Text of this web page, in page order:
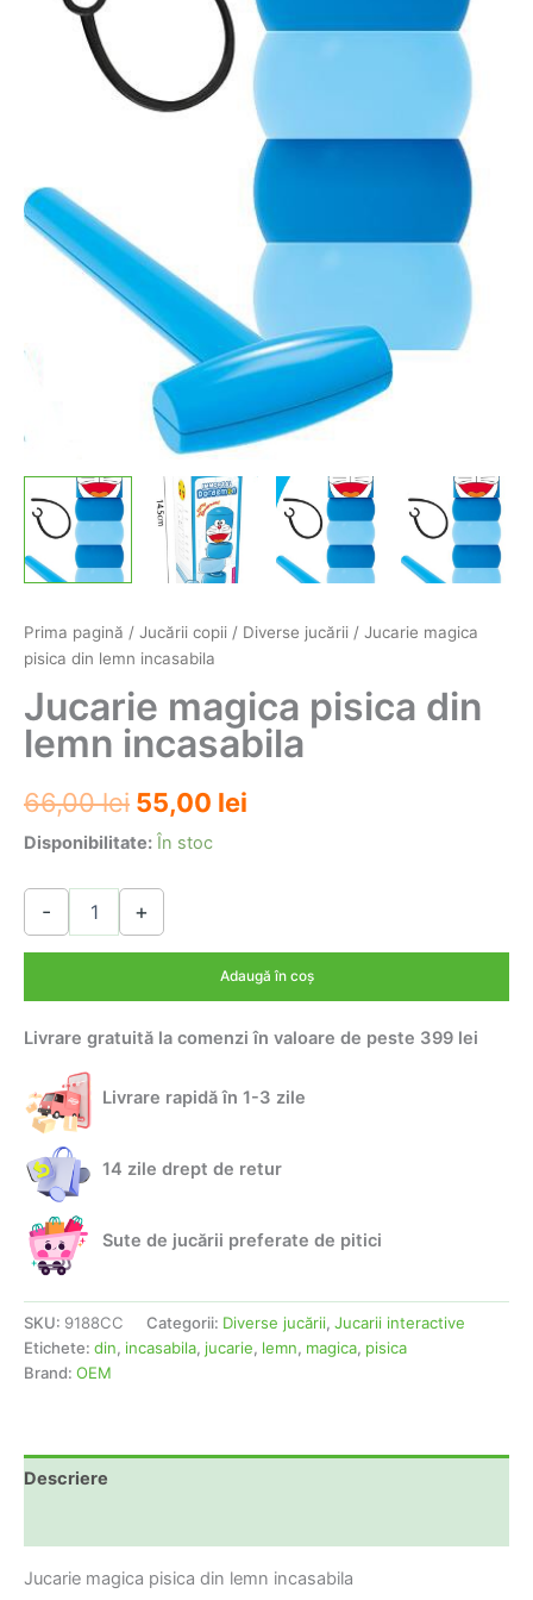
Prima pagină / Jucării copii / Diverse jucării / Jucarie magica
pisica din lemn incasabila
Jucarie magica pisica din
lemn incasabila
66,00lei Prețul
inițial
a
fost:
66,00 lei.
55,00 lei
Disponibilitate: În stoc
-
Cantitate
incasabila
+
Adaugă în coș
Livrare gratuită la comenzi în valoare de peste 399 lei
Livrare rapidă în 1-3 zile
14 zile drept de retur
Sute de jucării preferate de pitici
SKU: 9188CC Categorii: Diverse jucării, Jucarii interactive
Etichete: din, incasabila, jucarie, lemn, magica, pisica
Brand: OEM
Descriere
Jucarie magica pisica din lemn incasabila